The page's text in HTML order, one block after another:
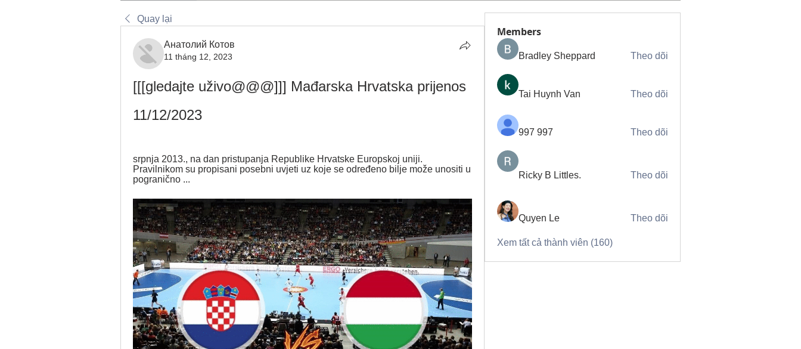
Quay lại
Анатолий Котов
11 tháng 12, 2023
[[[gledajte uživo@@@]]] Mađarska Hrvatska prijenos
11/12/2023
srpnja 2013., na dan pristupanja Republike Hrvatske Europskoj uniji.
Pravilnikom su propisani posebni uvjeti uz koje se određeno bilje može unositi u
pogranično ...
Members
Bradley Sheppard Theo dõi
Tai Huynh Van Theo dõi
997 997 Theo dõi
Ricky B Littles. Theo dõi
Quyen Le Theo dõi
Xem tất cả thành viên (160)